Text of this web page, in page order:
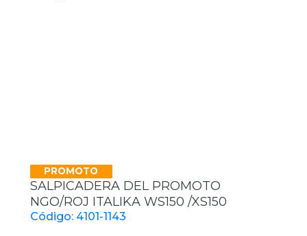
PROMOTO
SALPICADERA DEL PROMOTO
NGO/ROJ ITALIKA WS150 /XS150
Código: 4101-1143